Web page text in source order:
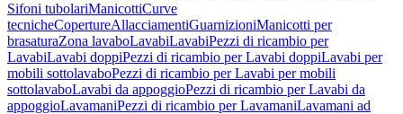
Sifoni tubolariManicottiCurve
tecnicheCopertureAllacciamentiGuarnizioniManicotti per
brasaturaZona lavaboLavabiLavabiPezzi di ricambio per
LavabiLavabi doppiPezzi di ricambio per Lavabi doppiLavabi per
mobili sottolavaboPezzi di ricambio per Lavabi per mobili
sottolavaboLavabi da appoggioPezzi di ricambio per Lavabi da
appoggioLavamaniPezzi di ricambio per LavamaniLavamani ad